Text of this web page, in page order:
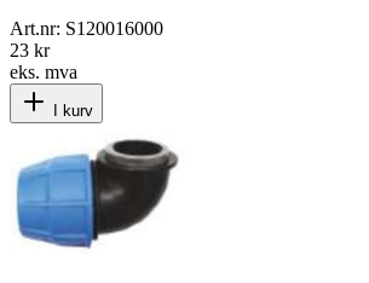
Art.nr: S120016000
23 kr
eks. mva
I kurv